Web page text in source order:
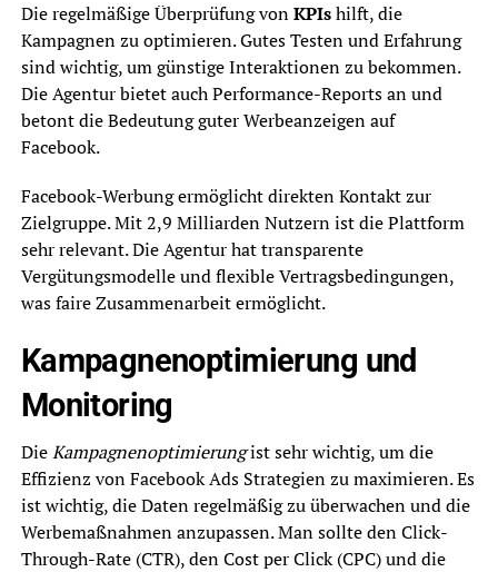
Die regelmäßige Überprüfung vonKPIshilft, die
Kampagnen zu optimieren. Gutes Testen und Erfahrung
sind wichtig, um günstige Interaktionen zu bekommen.
Die Agentur bietet auch Performance-Reports an und
betont die Bedeutung guter Werbeanzeigen auf
Facebook.
Facebook-Werbung ermöglicht direkten Kontakt zur
Zielgruppe. Mit 2,9 Milliarden Nutzern ist die Plattform
sehr relevant. Die Agentur hat transparente
Vergütungsmodelle und flexible Vertragsbedingungen,
was faire Zusammenarbeit ermöglicht.
Kampagnenoptimierung und
Monitoring
DieKampagnenoptimierungist sehr wichtig, um die
Effizienz von Facebook Ads Strategien zu maximieren. Es
ist wichtig, die Daten regelmäßig zu überwachen und die
Werbemaßnahmen anzupassen. Man sollte den Click-
Through-Rate (CTR), den Cost per Click (CPC) und die